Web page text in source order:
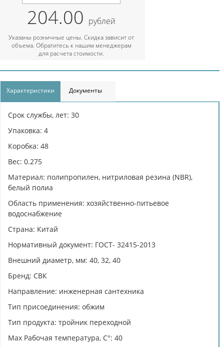
204.00 рублей
Указаны розничные цены. Скидка зависит от
объема. Обратитесь к нашим менеджерам
для расчета стоимости.
Характеристики Документы
Срок службы, лет: 30
Упаковка: 4
Коробка: 48
Вес: 0.275
Материал: полипропилен, нитриловая резина (NBR),
белый полиа
Область применения: хозяйственно-питьевое
водоснабжение
Страна: Китай
Нормативный документ: ГОСТ- 32415-2013
Внешний диаметр, мм: 40, 32, 40
Бренд: СВК
Направление: инженерная сантехника
Тип присоединения: обжим
Тип продукта: тройник переходной
Max Рабочая температура, C°: 40